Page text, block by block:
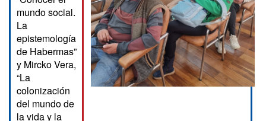
mundo social.
La
epistemología
de Habermas”
y Mircko Vera,
“La
colonización
del mundo de
la vida y la